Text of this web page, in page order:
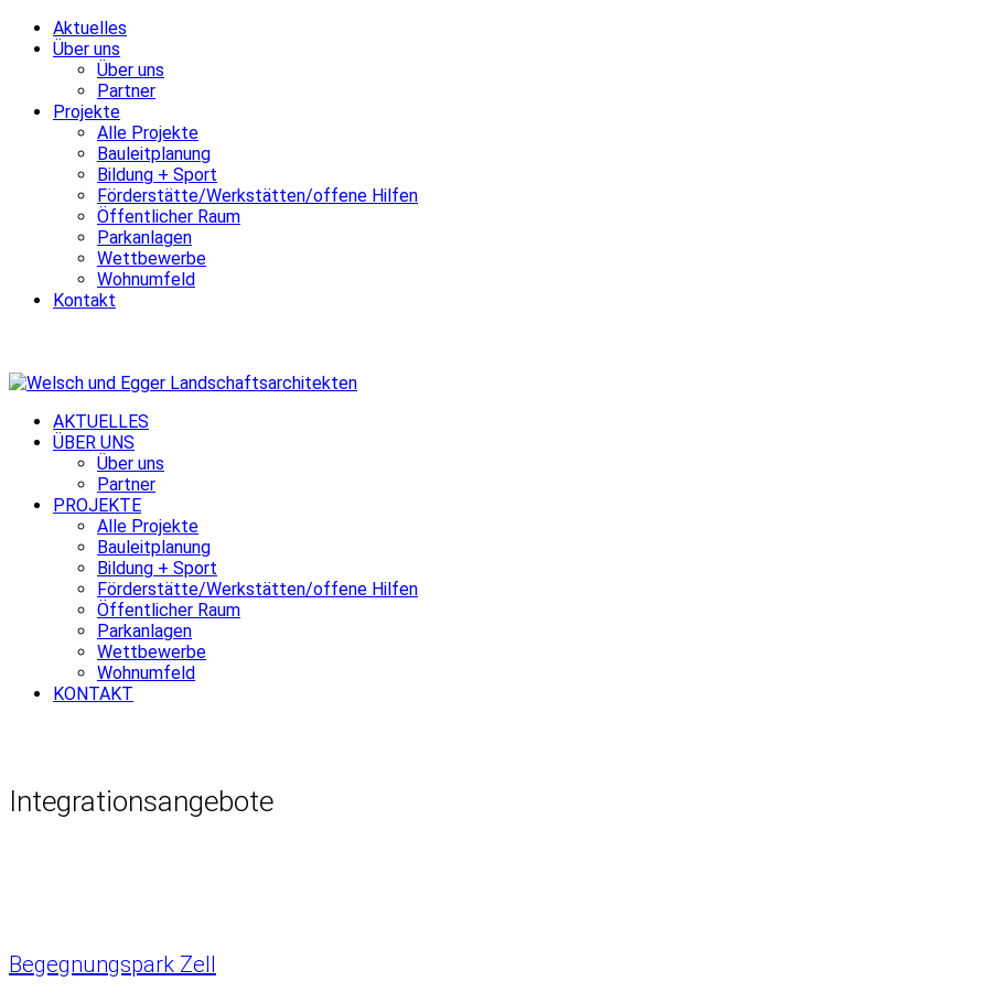
Aktuelles
Über uns
Über uns
Partner
Projekte
Alle Projekte
Bauleitplanung
Bildung + Sport
Förderstätte/Werkstätten/offene Hilfen
Öffentlicher Raum
Parkanlagen
Wettbewerbe
Wohnumfeld
Kontakt
AKTUELLES
ÜBER UNS
Über uns
Partner
PROJEKTE
Alle Projekte
Bauleitplanung
Bildung + Sport
Förderstätte/Werkstätten/offene Hilfen
Öffentlicher Raum
Parkanlagen
Wettbewerbe
Wohnumfeld
KONTAKT
Integrationsangebote
Begegnungspark Zell